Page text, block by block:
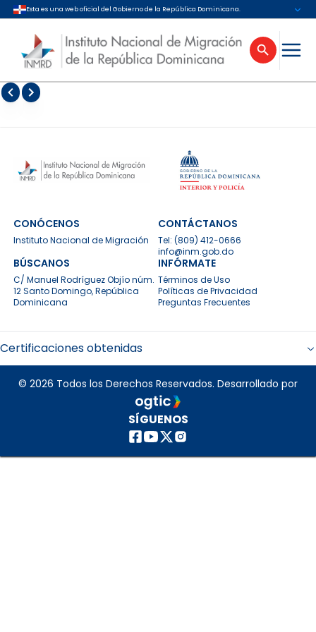
Esta es una web oficial del Gobierno de la República Dominicana.
CONÓCENOS
Instituto Nacional de Migración
CONTÁCTANOS
Tel: (809) 412-0666
info@inm.gob.do
BÚSCANOS
C/ Manuel Rodríguez Objío núm.
12 Santo Domingo, República
Dominicana
INFÓRMATE
Términos de Uso
Políticas de Privacidad
Preguntas Frecuentes
Certificaciones obtenidas
© 2026 Todos los Derechos Reservados. Desarrollado por
SÍGUENOS